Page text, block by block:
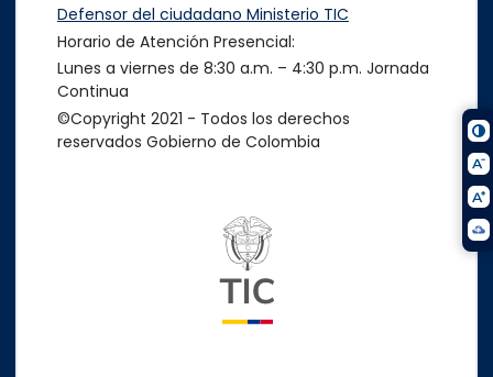
Defensor del ciudadano Ministerio TIC
Horario de Atención Presencial:
Lunes a viernes de 8:30 a.m. – 4:30 p.m. Jornada
Continua
©Copyright 2021 - Todos los derechos
reservados Gobierno de Colombia